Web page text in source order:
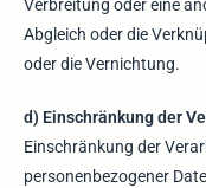
Verbreitung oder eine
Abgleich oder die
oder die Vernichtung.
d) Einschränkung der
Einschränkung der
personenbezogener